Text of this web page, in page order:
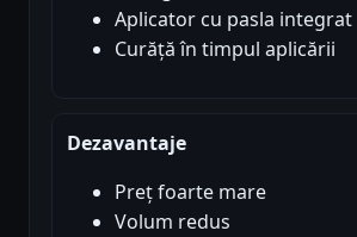
Aplicator cu pasla integrat
Curăță în timpul aplicării
Dezavantaje
Preț foarte mare
Volum redus